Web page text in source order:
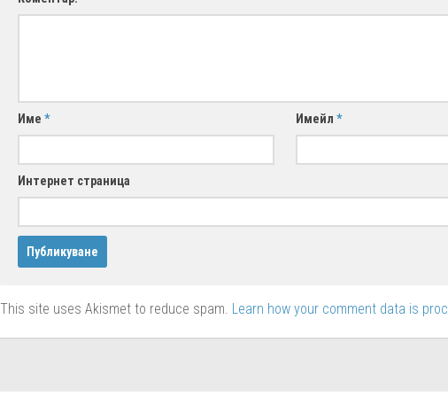
Име * Имейл*
Интернет страница
This site uses Akismet to reduce spam. Learn how your comment data is